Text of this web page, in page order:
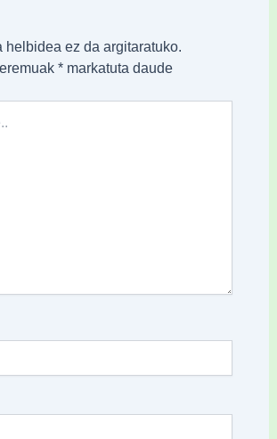
helbidea ez da argitaratuko.
*markatuta daude